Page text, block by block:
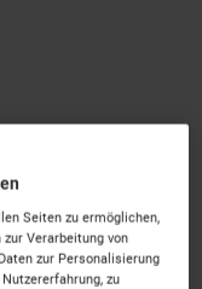
Seiten zu ermöglichen,
Verarbeitung von
zur Personalisierung
zu